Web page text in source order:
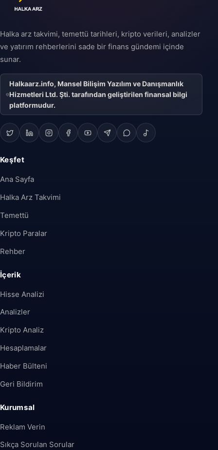
Halka arz takvimi, temettü tarihleri, kripto verileri, analizler
ve yatırım rehberlerini sade bir finans gündemi içinde
sunar.
Halkaarz.info, Mansel Bilişim Yazılım ve Danışmanlık
Hizmetleri Ltd. Şti. tarafından geliştirilen finansal bilgi
platformudur.
Keşfet
Ana Sayfa
Halka Arz Takvimi
Temettü
Kripto Paralar
Rehber
İçerik
Hisse Analizi
Analizler
Kripto Analiz
Hesaplamalar
Haber Bülteni
Geri Bildirim
Kurumsal
Reklam Verin
Sıkça Sorulan Sorular